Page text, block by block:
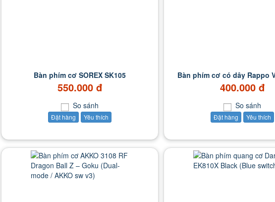
Bàn phím cơ SOREX SK105
550.000 đ
So sánh
Đặt hàng Yêu thích
Bàn phím cơ có dây Rappo
400.000 đ
So sánh
Đặt hàng Yêu thích